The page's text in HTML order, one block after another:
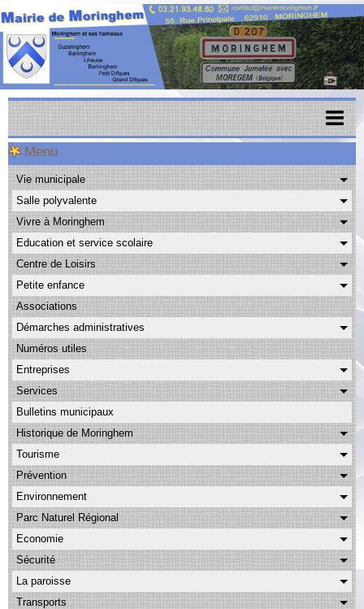
Accueil
Menu scolaire
Actualités
Agenda
CAPSO
Urbanisme
Transports
Albums
Facebook
Contact
Menu
Vie municipale
Salle polyvalente
Vivre à Moringhem
Education et service scolaire
Centre de Loisirs
Petite enfance
Associations
Démarches administratives
Numéros utiles
Entreprises
Services
Bulletins municipaux
Historique de Moringhem
Tourisme
Prévention
Environnement
Parc Naturel Régional
Economie
Sécurité
La paroisse
Transports